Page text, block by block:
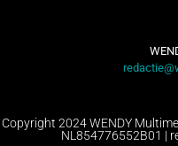
Copyright 2024 WENDY
NL854776552B01 |